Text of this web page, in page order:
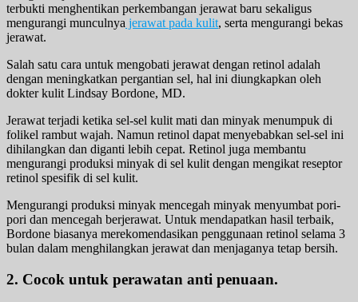
terbukti menghentikan perkembangan jerawat baru sekaligus
mengurangi munculnya jerawat pada kulit, serta mengurangi bekas
jerawat.
Salah satu cara untuk mengobati jerawat dengan retinol adalah
dengan meningkatkan pergantian sel, hal ini diungkapkan oleh
dokter kulit Lindsay Bordone, MD.
Jerawat terjadi ketika sel-sel kulit mati dan minyak menumpuk di
folikel rambut wajah. Namun retinol dapat menyebabkan sel-sel ini
dihilangkan dan diganti lebih cepat. Retinol juga membantu
mengurangi produksi minyak di sel kulit dengan mengikat reseptor
retinol spesifik di sel kulit.
Mengurangi produksi minyak mencegah minyak menyumbat pori-
pori dan mencegah berjerawat. Untuk mendapatkan hasil terbaik,
Bordone biasanya merekomendasikan penggunaan retinol selama 3
bulan dalam menghilangkan jerawat dan menjaganya tetap bersih.
2. Cocok untuk perawatan anti penuaan.